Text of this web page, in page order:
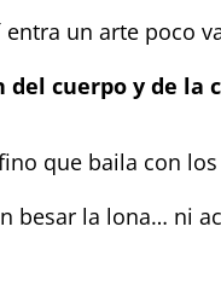
entra un arte poco
cuerpo y de la
que baila con
besar la lona… ni